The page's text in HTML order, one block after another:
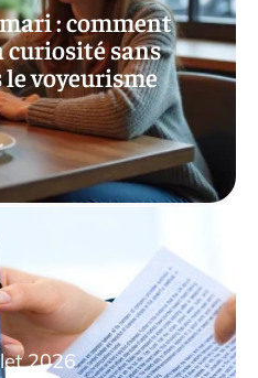
: comment
curiosité sans
voyeurisme
2026